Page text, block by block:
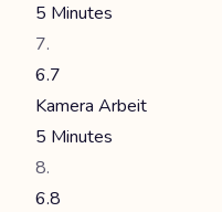
5 Minutes
6.7
Kamera Arbeit
5 Minutes
6.8